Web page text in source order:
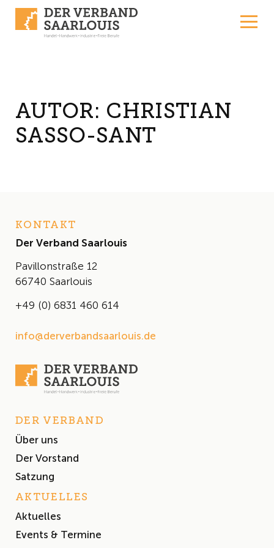
AUTOR: CHRISTIAN
SASSO-SANT
KONTAKT
Der Verband Saarlouis
Pavillonstraße 12
66740 Saarlouis
+49 (0) 6831 460 614
info@derverbandsaarlouis.de
DER VERBAND
Über uns
Der Vorstand
Satzung
AKTUELLES
Aktuelles
Events & Termine